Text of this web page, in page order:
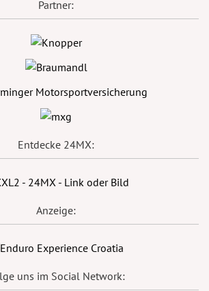
Partner:
Entdecke 24MX:
Anzeige:
uns im Social Network: